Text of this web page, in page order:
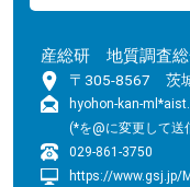
産総研 地質調査
〒305-8567 茨
hyohon-kan-
(*を@に変更して送
029-861-3750
https://www.gsj.jp/